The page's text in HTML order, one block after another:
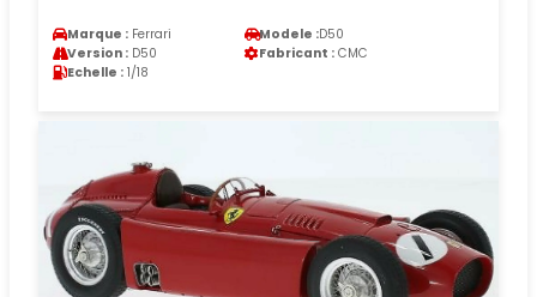
Marque : Ferrari Modele :D50
Version : D50 Fabricant : CMC
Echelle : 1/18